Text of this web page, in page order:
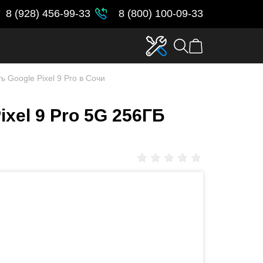
8 (928) 456-99-33 8 (800) 100-09-33
Google Pixel 9 Pro в Сочи
9 Pro 5G 256ГБ